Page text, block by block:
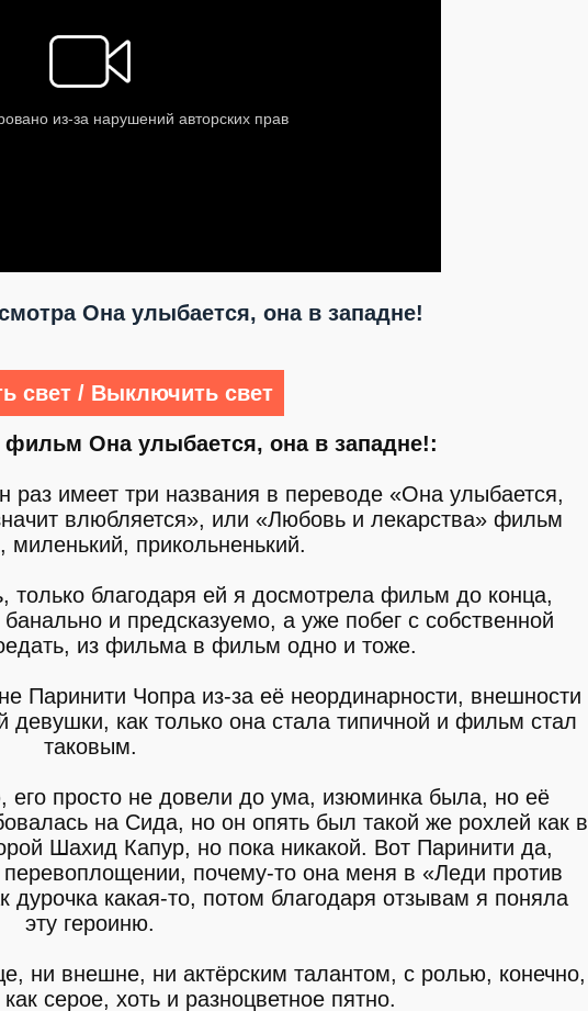
Она улыбается, она в западне!
свет / Выключить свет
фильм Она улыбается, она в западне!:
имеет три названия в переводе «Она улыбается,
влюбляется», или «Любовь и лекарства» фильм
миленький, прикольненький.
благодаря ей я досмотрела фильм до конца,
и предсказуемо, а уже побег с собственной
из фильма в фильм одно и тоже.
Паринити Чопра из-за её неординарности, внешности
как только она стала типичной и фильм стал
таковым.
его просто не довели до ума, изюминка была, но её
на Сида, но он опять был такой же рохлей как в
Шахид Капур, но пока никакой. Вот Паринити да,
перевоплощении, почему-то она меня в «Леди против
какая-то, потом благодаря отзывам я поняла
эту героиню.
ни внешне, ни актёрским талантом, с ролью, конечно,
серое, хоть и разноцветное пятно.